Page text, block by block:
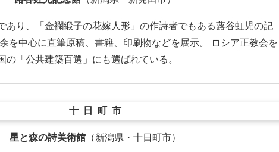
あり、「金襴緞子の花嫁人形」の作詩者でもある蕗谷虹児の記
を中心に直筆原稿、書籍、印刷物などを展示。 ロシア正教会を
の「公共建築百選」にも選ばれている。
十日町市
星と森の詩美術館（新潟県・十日町市）